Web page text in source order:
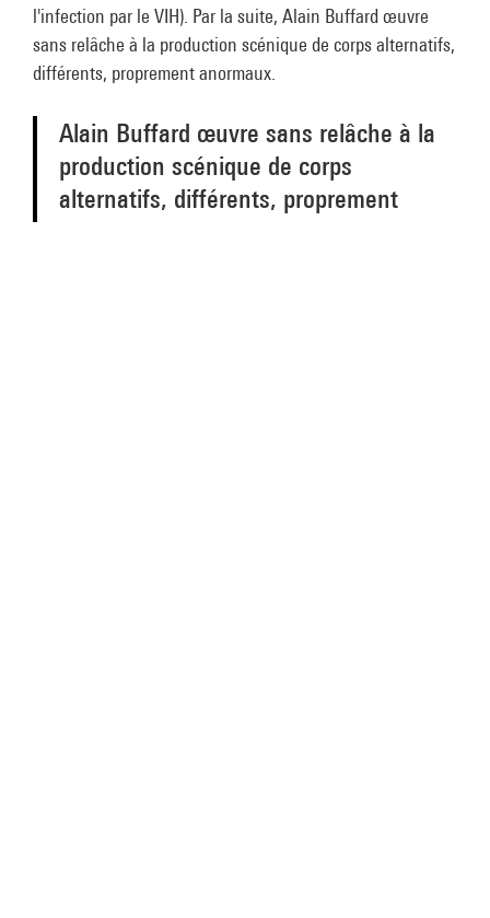
l'infection par le VIH). Par la suite, Alain Buffard œuvre
sans relâche à la production scénique de corps alternatifs,
différents, proprement anormaux.
Alain Buffard œuvre sans relâche à la
production scénique de corps
alternatifs, différents, proprement